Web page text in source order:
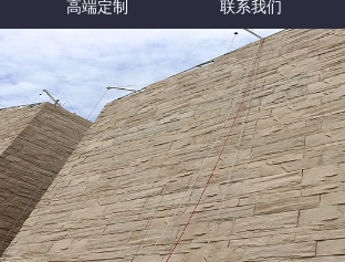
高端定制 联系我们